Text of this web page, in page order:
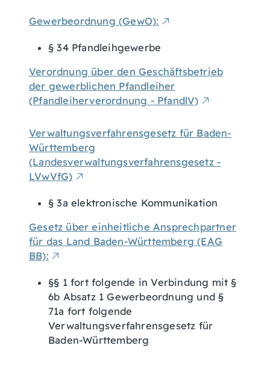
Gewerbeordnung (GewO):
§ 34 Pfandleihgewerbe
Verordnung über den Geschäftsbetrieb
der gewerblichen Pfandleiher
(Pfandleiherverordnung - PfandlV)
Verwaltungsverfahrensgesetz für Baden-
Württemberg
(Landesverwaltungsverfahrensgesetz -
LVwVfG)
§ 3a elektronische Kommunikation
Gesetz über einheitliche Ansprechpartner
für das Land Baden-Württemberg (EAG
BB):
§§ 1 fort folgende in Verbindung mit §
6b Absatz 1 Gewerbeordnung und §
71a fort folgende
Verwaltungsverfahrensgesetz für
Baden-Württemberg